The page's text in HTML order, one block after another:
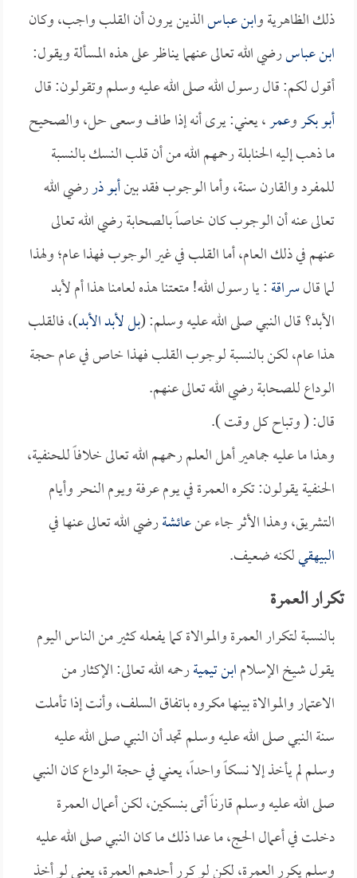
ذلك الظاهرية وابن عباسالذين يرون أن القلب واجب، وكان
ابن عباسرضي الله تعالى عنهما يناظر على هذه المسألة ويقول:
أقول لكم: قال رسول الله صلى الله عليه وسلم وتقولون: قال
أبو بكروعمر، يعني: يرى أنه إذا طاف وسعى حل، والصحيح
ما ذهب إليه الحنابلة رحمهم الله من أن قلب النسك بالنسبة
للمفرد والقارن سنة، وأما الوجوب فقد بينأبو ذررضي الله
تعالى عنه أن الوجوب كان خاصاً بالصحابة رضي الله تعالى
عنهم في ذلك العام، أما القلب في غير الوجوب فهذا عام؛ ولهذا
لما قالسراقة: يا رسول الله! متعتنا هذه لعامنا هذا أم لأبد
الأبد؟ قال النبي صلى الله عليه وسلم: (بل لأبد الأبد)، فالقلب
هذا عام، لكن بالنسبة لوجوب القلب فهذا خاص في عام حجة
الوداع للصحابة رضي الله تعالى عنهم.
قال: ( وتباح كل وقت ).
وهذا ما عليه جماهير أهل العلم رحمهم الله تعالى خلافاً للحنفية،
الحنفية يقولون: تكره العمرة في يوم عرفة ويوم النحر وأيام
التشريق، وهذا الأثر جاء عنعائشةرضي الله تعالى عنها في
البيهقيلكنه ضعيف.
تكرار العمرة
بالنسبة لتكرار العمرة والموالاة كما يفعله كثير من الناس اليوم
يقول شيخ الإسلامابن تيميةرحمه الله تعالى: الإكثار من
الاعتمار والموالاة بينها مكروه باتفاق السلف، وأنت إذا تأملت
سنة النبي صلى الله عليه وسلم تجد أن النبي صلى الله عليه
وسلم لم يأخذ إلا نسكاً واحداً، يعني في حجة الوداع كان النبي
صلى الله عليه وسلم قارناً أتى بنسكين، لكن أعمال العمرة
دخلت في أعمال الحج، ما عدا ذلك ما كان النبي صلى الله عليه